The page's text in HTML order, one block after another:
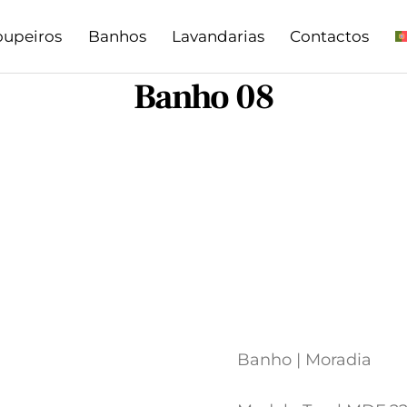
Banhos Lavandarias Contactos
Banho 08
Banho | Moradia